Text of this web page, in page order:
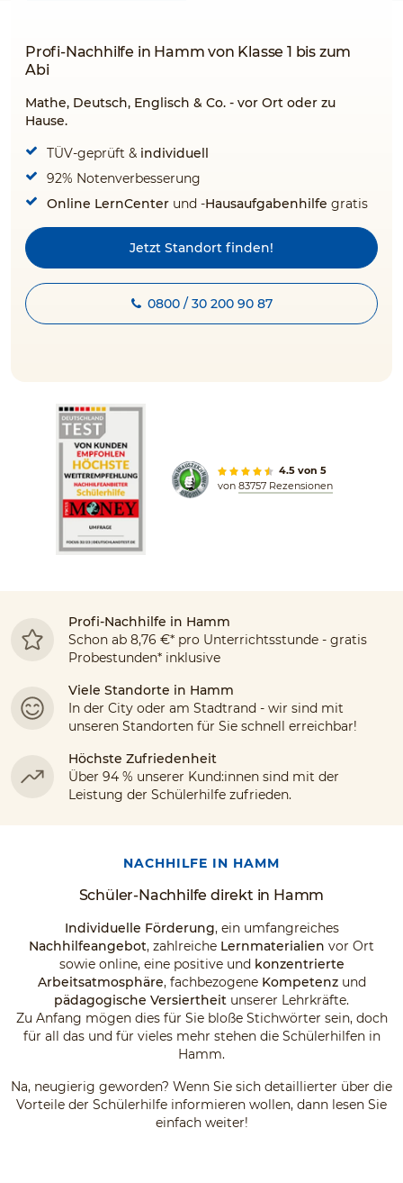
Profi-Nachhilfe in Hamm von Klasse 1 bis zum
Abi
Mathe, Deutsch, Englisch & Co. - vor Ort oder zu
Hause.
TÜV-geprüft & individuell
92% Notenverbesserung
Online LernCenter und -Hausaufgabenhilfe gratis
Jetzt Standort finden!
0800 / 30 200 90 87
4.5 von 5
von 83757 Rezensionen
Profi-Nachhilfe in Hamm
Schon ab 8,76 €* pro Unterrichtsstunde - gratis
Probestunden* inklusive
Viele Standorte in Hamm
In der City oder am Stadtrand - wir sind mit
unseren Standorten für Sie schnell erreichbar!
Höchste Zufriedenheit
Über 94 % unserer Kund:innen sind mit der
Leistung der Schülerhilfe zufrieden.
NACHHILFE IN HAMM
Schüler-Nachhilfe direkt in Hamm
Individuelle Förderung, ein umfangreiches
Nachhilfeangebot, zahlreiche Lernmaterialien vor Ort
sowie online, eine positive und konzentrierte
Arbeitsatmosphäre, fachbezogene Kompetenz und
pädagogische Versiertheit unserer Lehrkräfte.
Zu Anfang mögen dies für Sie bloße Stichwörter sein, doch
für all das und für vieles mehr stehen die Schülerhilfen in
Hamm.
Na, neugierig geworden? Wenn Sie sich detaillierter über die
Vorteile der Schülerhilfe informieren wollen, dann lesen Sie
einfach weiter!